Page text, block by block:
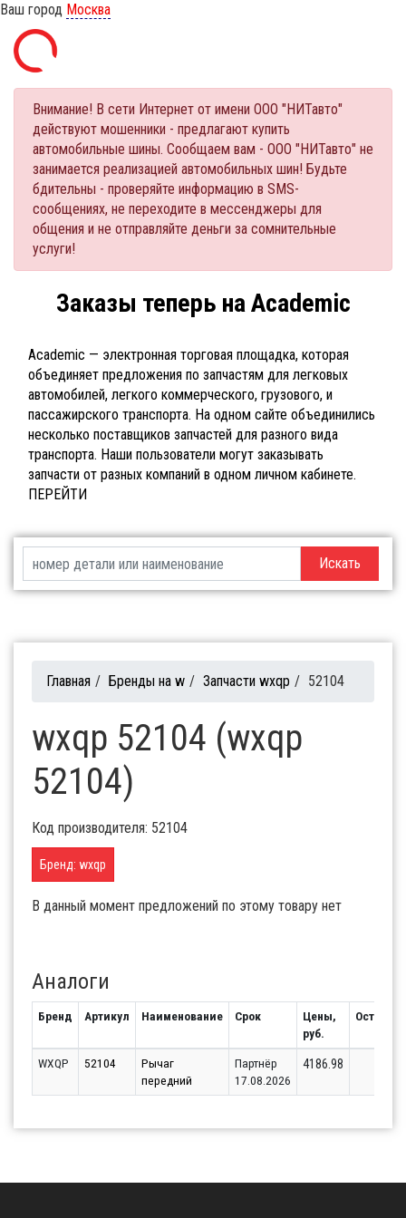
Ваш город Москва
Внимание! В сети Интернет от имени ООО "НИТавто"
действуют мошенники - предлагают купить
автомобильные шины. Сообщаем вам - ООО "НИТавто" не
занимается реализацией автомобильных шин! Будьте
бдительны - проверяйте информацию в SMS-
сообщениях, не переходите в мессенджеры для
общения и не отправляйте деньги за сомнительные
услуги!
Заказы теперь на Academic
Academic — электронная торговая площадка, которая
объединяет предложения по запчастям для легковых
автомобилей, легкого коммерческого, грузового, и
пассажирского транспорта. На одном сайте объединились
несколько поставщиков запчастей для разного вида
транспорта. Наши пользователи могут заказывать
запчасти от разных компаний в одном личном кабинете.
ПЕРЕЙТИ
Искать
Главная / Бренды на w / Запчасти wxqp / 52104
wxqp 52104 (wxqp
52104)
Код производителя: 52104
Бренд: wxqp
В данный момент предложений по этому товару нет
Аналоги
Бренд Артикул Наименование Срок
Цены,
руб.
Остаток
WXQP 52104
Рычаг
передний
Партнёр
17.08.2026
4186.98